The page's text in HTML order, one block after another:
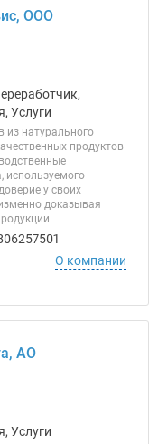
ООО
Услуги
из натурального
продуктов
используемого
у своих
доказывая
О компании
АО
Услуги